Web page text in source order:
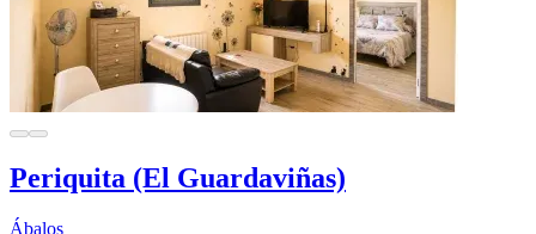
Periquita (El Guardaviñas)
Ábalos